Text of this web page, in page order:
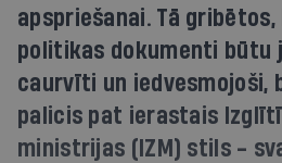
apspriešanai. Tā
politikas dokumenti būtu
caurvīti un iedvesmojoši,
palicis pat ierastais
ministrijas (IZM) stils -